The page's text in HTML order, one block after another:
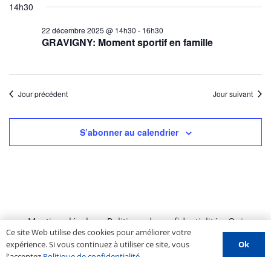
14h30
GRAVIGNY: Moment sportif en famille
22 décembre 2025 @ 14h30 - 16h30
Jour précédent Jour suivant
S’abonner au calendrier
Mentions légales–Politique de confidentialité–Qui
sommes nous ?–Contactez-nous –Espace PROS
Soumettre un évènement
Ce site Web utilise des cookies pour améliorer votre
expérience. Si vous continuez à utiliser ce site, vous
Ok